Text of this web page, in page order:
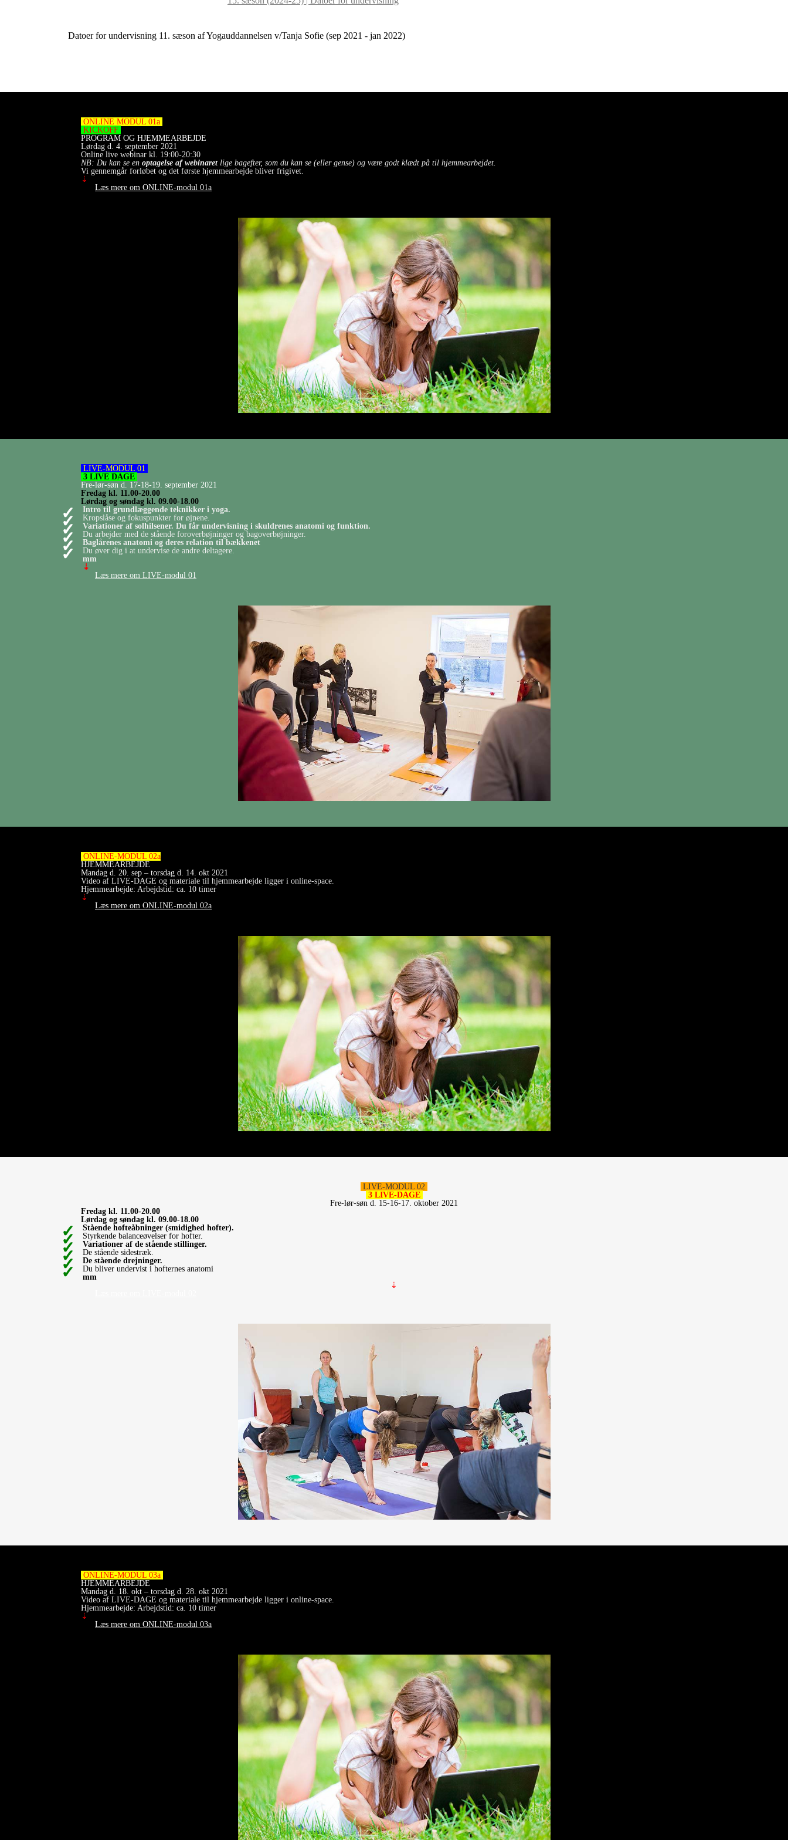
Datoer for undervisning 11. sæson af Yogauddannelsen v/Tanja Sofie (sep 2021 - jan 2022)
ONLINE MODUL 01a
KICKOFF
PROGRAM OG HJEMMEARBEJDE
Lørdag d. 4. september 2021
Online live webinar kl. 19:00-20:30
NB: Du kan se en optagelse af webinaretlige bagefter, som du kan se (eller gense) og være godt klædt på til hjemmearbejdet.
Vi gennemgår forløbet og det første hjemmearbejde bliver frigivet.
⇣
Læs mere om ONLINE-modul 01a
LIVE-MODUL 01
3 LIVE DAGE
Fre-lør-søn d. 17-18-19. september 2021
Fredag kl. 11.00-20.00
Lørdag og søndag kl. 09.00-18.00
Intro til grundlæggende teknikker i yoga.
Kropslåse og fokuspunkter for øjnene.
Variationer af solhilsener. Du får undervisning i skuldrenes anatomi og funktion.
Du arbejder med de stående foroverbøjninger og bagoverbøjninger.
Baglårenes anatomi og deres relation til bækkenet
Du øver dig i at undervise de andre deltagere.
mm
⇣
Læs mere om LIVE-modul 01
ONLINE-MODUL 02a
HJEMMEARBEJDE
Mandag d. 20. sep – torsdag d. 14. okt 2021
Video af LIVE-DAGE og materiale til hjemmearbejde ligger i online-space.
Hjemmearbejde: Arbejdstid: ca. 10 timer
⇣
Læs mere om ONLINE-modul 02a
LIVE-MODUL 02
3 LIVE-DAGE
Fre-lør-søn d. 15-16-17. oktober 2021
Fredag kl. 11.00-20.00
Lørdag og søndag kl. 09.00-18.00
Stående hofteåbninger (smidighed hofter).
Styrkende balanceøvelser for hofter.
Variationer af de stående stillinger.
De stående sidestræk.
De stående drejninger.
Du bliver undervist i hofternes anatomi
mm
⇣
ONLINE-MODUL 03a
HJEMMEARBEJDE
Mandag d. 18. okt – torsdag d. 28. okt 2021
Video af LIVE-DAGE og materiale til hjemmearbejde ligger i online-space.
Hjemmearbejde: Arbejdstid: ca. 10 timer
⇣
Læs mere om ONLINE-modul 03a